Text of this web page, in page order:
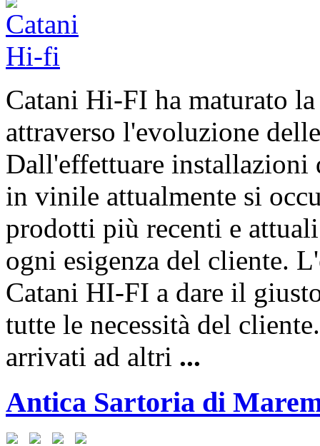
Catani Hi-FI ha maturato la
attraverso l'evoluzione
Dall'effettuare
in vinile attualmente si
prodotti più recenti e
ogni esigenza del cliente.
Catani HI-FI a dare il
tutte le necessità del
arrivati ad altri ...
Antica Sartoria di